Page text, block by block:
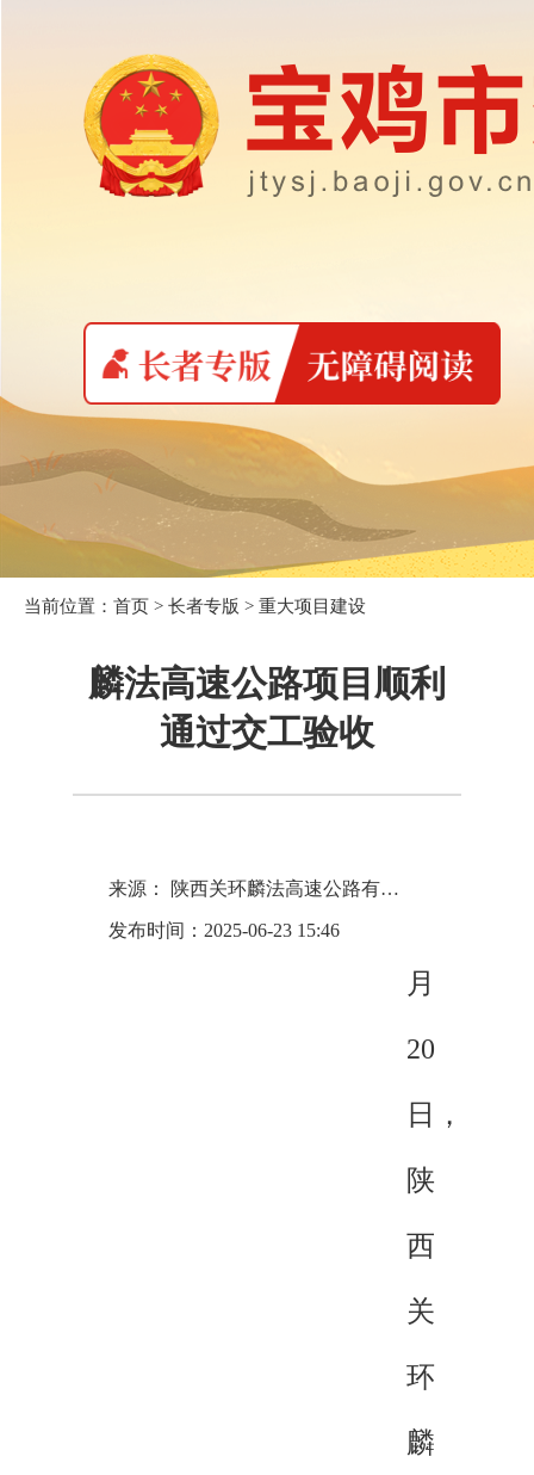
当前位置： 首页 > 长者专版 > 重大项目建设
麟法高速公路项目顺利
通过交工验收
来源： 陕西关环麟法高速公路有限公司
发布时间：2025-06-23 15:46
月
20
日，
陕
西
关
环
麟